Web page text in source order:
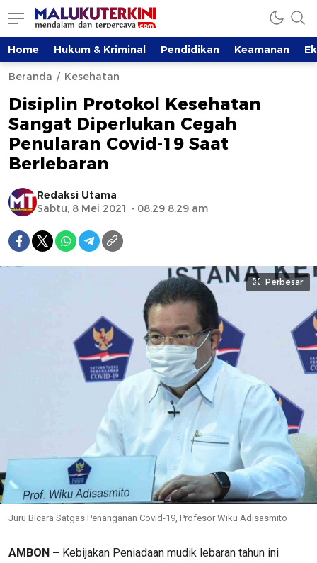
Home Hukum & Kriminal Pendidikan Keamanan
Beranda Kesehatan
Disiplin Protokol Kesehatan
Sangat Diperlukan Cegah
Penularan Covid-19 Saat
Berlebaran
Redaksi Utama
Sabtu, 8 Mei 2021 - 08:29 8:29 am
Perbesar
Juru Bicara Satgas Penanganan Covid-19, Profesor Wiku Adisasmito
AMBON – Kebijakan Peniadaan mudik lebaran tahun ini